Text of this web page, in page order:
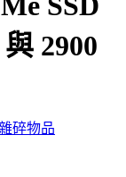
2900
碎物品